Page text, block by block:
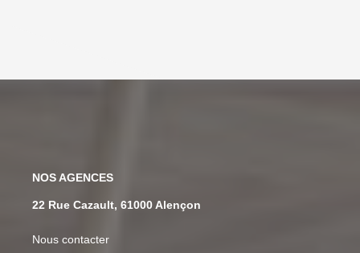
NOS AGENCES
22 Rue Cazault, 61000 Alençon
Nous contacter